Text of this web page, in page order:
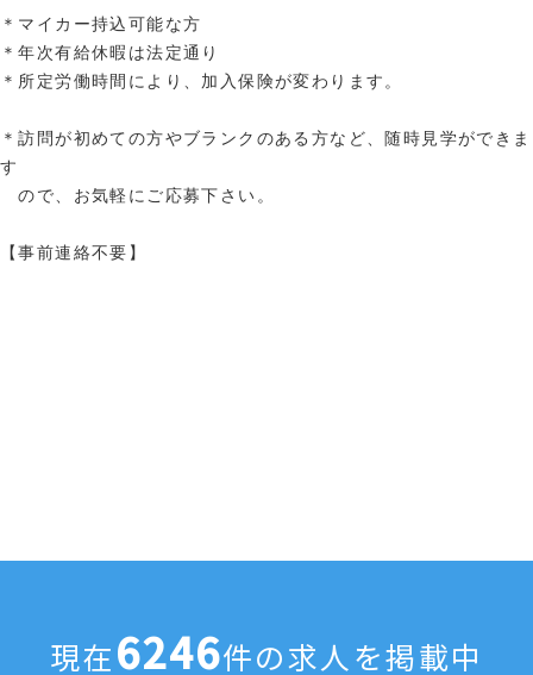
＊マイカー持込可能な方
＊年次有給休暇は法定通り
＊所定労働時間により、加入保険が変わります。
＊訪問が初めての方やブランクのある方など、随時見学ができま
す
ので、お気軽にご応募下さい。
【事前連絡不要】
現在6246件の求人を掲載中